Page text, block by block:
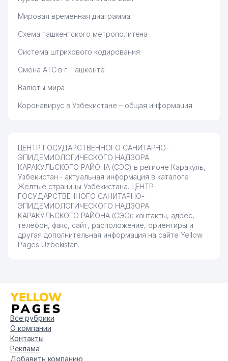
Мировая временная диаграмма
Схема ташкентского метрополитена
Система штрихового кодирования
Смена АТС в г. Ташкенте
Валюты мира
Коронавирус в Узбекистане – общая информация
ЦЕНТР ГОСУДАРСТВЕННОГО САНИТАРНО-
ЭПИДЕМИОЛОГИЧЕСКОГО НАДЗОРА
КАРАКУЛЬСКОГО РАЙОНА (СЭС) в регионе Каракуль,
Узбекистан - актуальная информация в каталоге
Желтые страницы Узбекистана. ЦЕНТР
ГОСУДАРСТВЕННОГО САНИТАРНО-
ЭПИДЕМИОЛОГИЧЕСКОГО НАДЗОРА
КАРАКУЛЬСКОГО РАЙОНА (СЭС): контакты, адрес,
телефон, факс, сайт, расположение, ориентиры и
другая дополнительная информация на сайте Yellow
Pages Uzbekistan.
Все рубрики
О компании
Контакты
Реклама
Добавить компанию